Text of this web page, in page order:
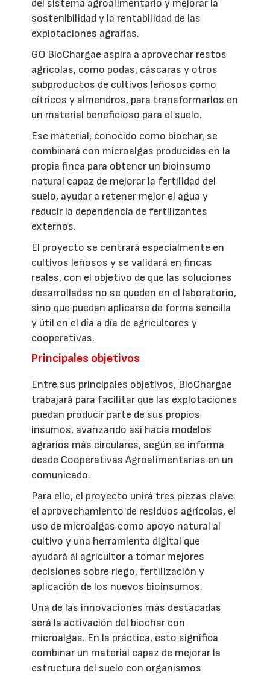
del sistema agroalimentario y mejorar la
sostenibilidad y la rentabilidad de las
explotaciones agrarias.
GO BioChargae aspira a aprovechar restos
agrícolas, como podas, cáscaras y otros
subproductos de cultivos leñosos como
cítricos y almendros, para transformarlos en
un material beneficioso para el suelo.
Ese material, conocido como biochar, se
combinará con microalgas producidas en la
propia finca para obtener un bioinsumo
natural capaz de mejorar la fertilidad del
suelo, ayudar a retener mejor el agua y
reducir la dependencia de fertilizantes
externos.
El proyecto se centrará especialmente en
cultivos leñosos y se validará en fincas
reales, con el objetivo de que las soluciones
desarrolladas no se queden en el laboratorio,
sino que puedan aplicarse de forma sencilla
y útil en el día a día de agricultores y
cooperativas.
Principales objetivos
Entre sus principales objetivos, BioChargae
trabajará para facilitar que las explotaciones
puedan producir parte de sus propios
insumos, avanzando así hacia modelos
agrarios más circulares, según se informa
desde Cooperativas Agroalimentarias en un
comunicado.
Para ello, el proyecto unirá tres piezas clave:
el aprovechamiento de residuos agrícolas, el
uso de microalgas como apoyo natural al
cultivo y una herramienta digital que
ayudará al agricultor a tomar mejores
decisiones sobre riego, fertilización y
aplicación de los nuevos bioinsumos.
Una de las innovaciones más destacadas
será la activación del biochar con
microalgas. En la práctica, esto significa
combinar un material capaz de mejorar la
estructura del suelo con organismos